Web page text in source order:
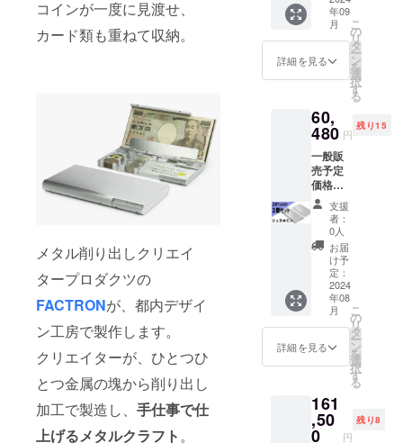
コインが一度に見渡せ、
カード類も重ねて収納。
メタル削り出しクリエイ
タープロダクツの
FACTRONが、都内デザイ
ン工房で製作します。
クリエイターが、ひとつひ
とつ金属の塊から削り出し
加工で製造し、 手仕事で仕
上げるメタルクラフト。
げ、デザイ
ン工房を設
立し工作機
械を導入。
出しオリジ
ナルプロダ
クツを企画
製造販売し
ています。
iPhone・ス
マホケー
ス、カード
ケースやア
クセサリー
等、オン
リーワンの
価値観のあ
画デザイン
し、デザイ
￥36,96
0（税
込・送
料込）
にて承
す。 材
質：
ジュラ
ルミ
ン
A2017
文字
刻印の
有料オ
プショ
ンサー
ビスを
ご希望
の場合
は刻印
位置を
ご選択
を上乗
せ支援
してい
年09
月
詳細を見る
こ
の
リ
タ
ー
ン
を
選
択
す
る
60,
480 円
残り15
一般販
売予定
価格
￥84,00
0（税
込）
を、 15
名様限
28%off
￥60,48
0（税
込・送
料込）
にて承
す。 材
質：
ジュラ
支援
者：
0人
お届
け予
定：
2024
年08
月
詳細を見る
こ
の
リ
タ
ー
ン
を
選
択
す
る
161
,50
0 円
残り8